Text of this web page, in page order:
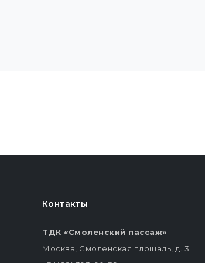
Контакты
ТДК «Смоленский пассаж»
Москва, Смоленская площадь, д. 3